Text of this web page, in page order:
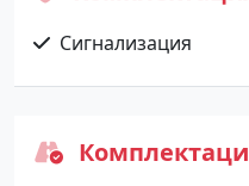
Сигнализация